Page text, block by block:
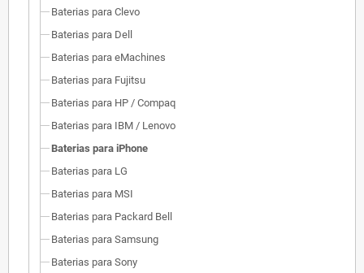
Baterias para Clevo
Baterias para Dell
Baterias para eMachines
Baterias para Fujitsu
Baterias para HP / Compaq
Baterias para IBM / Lenovo
Baterias para iPhone
Baterias para LG
Baterias para MSI
Baterias para Packard Bell
Baterias para Samsung
Baterias para Sony